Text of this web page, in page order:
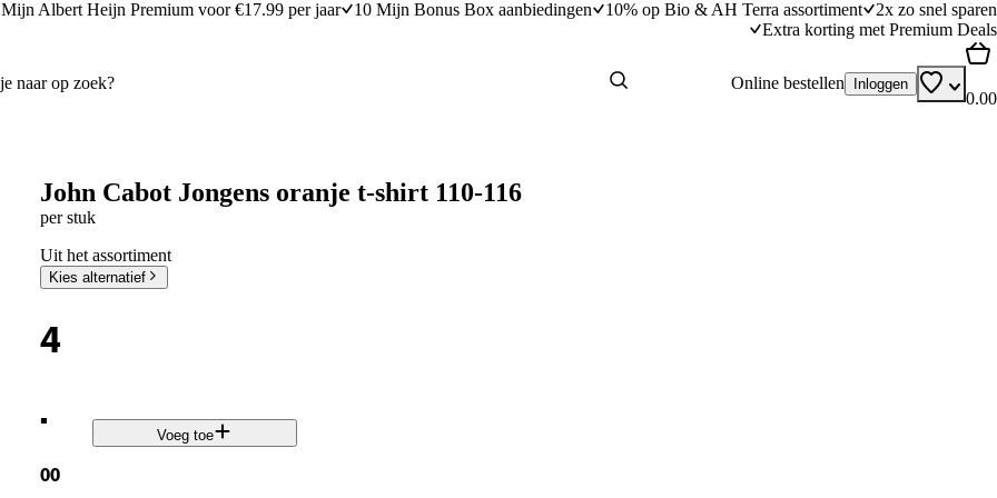
Mijn Albert Heijn Premium voor €17.99 per jaar 10 Mijn Bonus Box aanbiedingen 10% op Bio & AH Terra assortiment
2x zo snel sparen
Extra korting met Premium Deals
Online bestellen Inloggen
0.00
John Cabot Jongens oranje t-shirt 110-116
per stuk
Uit het assortiment
Kies alternatief
4
.
00
Voeg toe